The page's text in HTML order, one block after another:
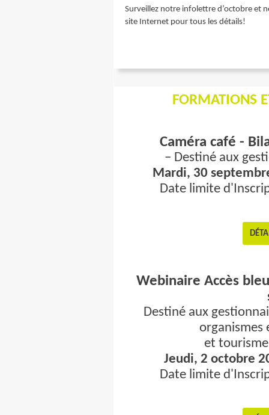
Surveillez notre infolettre d’octobre et
site Internet pour tous les détails!
FORMATIONS
Caméra café -
– Destiné aux
Mardi, 30
Date limite
Webinaire Accès
Destiné aux
organismes
et
Jeudi, 2 octobre
Date limite